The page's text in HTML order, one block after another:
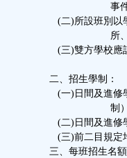
事件
(二)所設班別以學校
所、系最近一次
(三)雙方學校應訂有
二、招生學制：
(一)日間及進修學制
制）
(二)日間及進修學
(三)前二目規定均包
三、每班招生名額上